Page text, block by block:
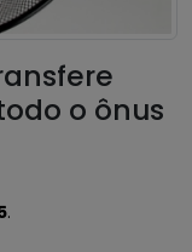
o ônus
.